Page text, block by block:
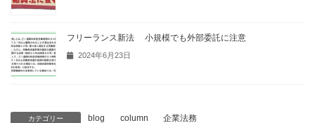
フリーランス新法 小規模でも外部委託に注意
2024年6月23日
カテゴリー blog column 企業法務